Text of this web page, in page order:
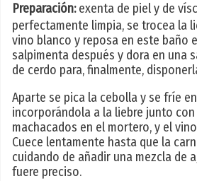
Preparación:exenta de piel y de
perfectamente limpia, se trocea la
vino blanco y reposa en este baño
salpimenta después y dora en una
de cerdo para, finalmente,
Aparte se pica la cebolla y se fríe
incorporándola a la liebre junto
machacados en el mortero, y el
Cuece lentamente hasta que la
cuidando de añadir una mezcla de
fuere preciso.